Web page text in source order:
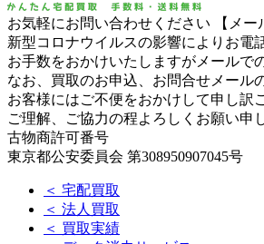
お気軽にお問い合わせください 【メ
新型コロナウイルスの影響によりお電
お手数をおかけいたしますがメールで
なお、買取のお申込、お問合せメール
お客様にはご不便をおかけして申し訳
ご理解、ご協力の程よろしくお願い申
古物商許可番号
東京都公安委員会 第308950907045号
＜ 宅配買取
＜ 法人買取
＜ 買取実績